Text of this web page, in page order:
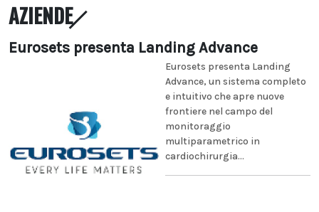
AZIENDE
Eurosets presenta Landing Advance
Eurosets presenta Landing
Advance, un sistema completo
e intuitivo che apre nuove
frontiere nel campo del
monitoraggio
multiparametrico in
cardiochirurgia...